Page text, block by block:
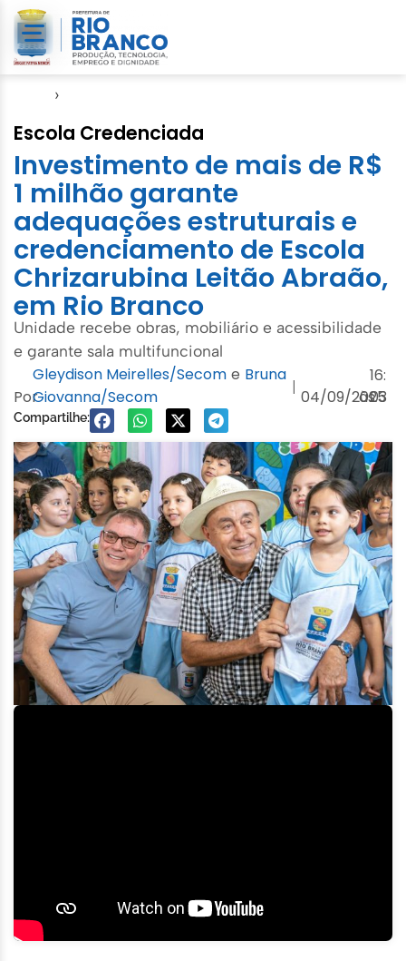
›
Escola Credenciada
Investimento de mais de R$
1 milhão garante
adequações estruturais e
credenciamento de Escola
Chrizarubina Leitão Abraão,
em Rio Branco
Unidade recebe obras, mobiliário e acessibilidade
e garante sala multifuncional
Por
Gleydison Meirelles/Secom e Bruna
Giovanna/Secom
|
04/09/2025
às
16:
03
Compartilhe: